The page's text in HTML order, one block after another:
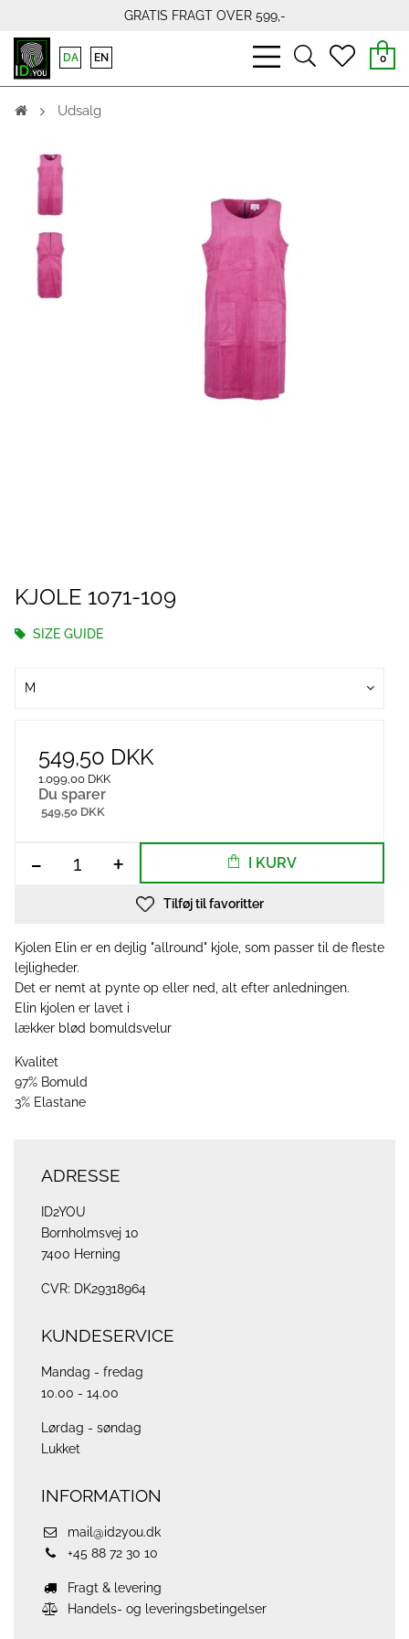
GRATIS FRAGT OVER 599,-
bars
light
searchheart
0
DA EN
Udsalg
KJOLE 1071-109
SIZE GUIDE
M
549,50 DKK
1.099,00 DKK
Du sparer
549,50 DKK
- + I KURV
Tilføj til favoritter
Kjolen Elin er en dejlig "allround" kjole, som passer til de fleste
lejligheder.
Det er nemt at pynte op eller ned, alt efter anledningen.
Elin kjolen er lavet i
lækker blød bomuldsvelur
Kvalitet
97% Bomuld
3% Elastane
ADRESSE
ID2YOU
Bornholmsvej 10
7400 Herning
CVR: DK29318964
KUNDESERVICE
Mandag - fredag
10.00 - 14.00
Lørdag - søndag
Lukket
INFORMATION
mail@id2you.dk
+45 88 72 30 10
Fragt & levering
Handels- og leveringsbetingelser